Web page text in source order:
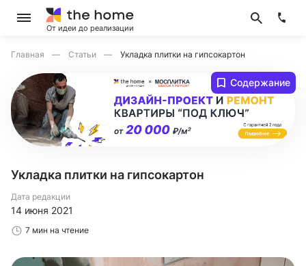
От идеи до реализации
Главная Статьи Укладка плитки на гипсокартон
Содержание
Укладка плитки на гипсокартон
Дата редакции
14 июня 2021
7 мин на чтение